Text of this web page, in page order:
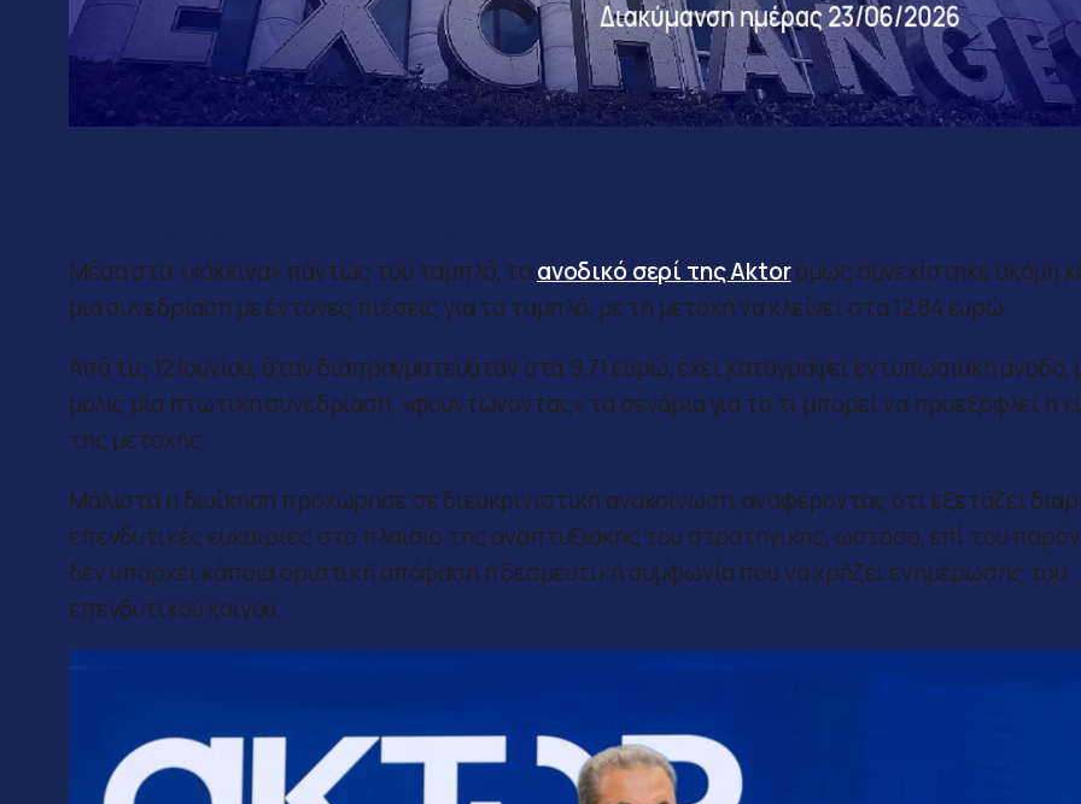
Μέσα στα «κόκκινα» πάντως του ταμπλό, το ανοδικό σερί της Aktorόμως συνεχίστηκε ακόμη
μια συνεδρίαση με έντονες πιέσεις για το ταμπλό, με τη μετοχή να κλείνει στα 12,84 ευρώ.
Από τις 12 Ιουνίου, όταν διαπραγματευόταν στα 9,71 ευρώ, έχει καταγράψει εντυπωσιακή άνοδο,
μόλις μία πτωτική συνεδρίαση, «φουντώνοντας» τα σενάρια για το τι μπορεί να προεξοφλεί η
της μετοχής.
Μάλιστα η διοίκηση προχώρησε σε διευκρινιστική ανακοίνωση, αναφέροντας ότι εξετάζει
επενδυτικές ευκαιρίες στο πλαίσιο της αναπτυξιακής του στρατηγικής, ωστόσο, επί του
δεν υπάρχει κάποια οριστική απόφαση ή δεσμευτική συμφωνία που να χρήζει ενημέρωσης του
επενδυτικού κοινού.